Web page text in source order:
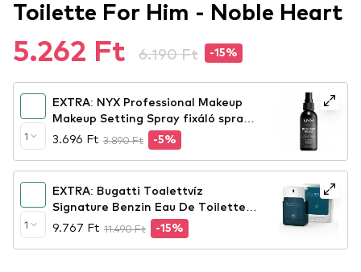
Toilette For Him - Noble Heart
5.262 Ft 6.190 Ft -15%
1
EXTRA: NYX Professional Makeup
Makeup Setting Spray fixáló spray
– Matte Finish
3.696 Ft 3.890 Ft -5%
1
EXTRA: Bugatti Toalettvíz
Signature Benzin Eau De Toilette -
Signature Petrol
9.767 Ft 11.490 Ft -15%